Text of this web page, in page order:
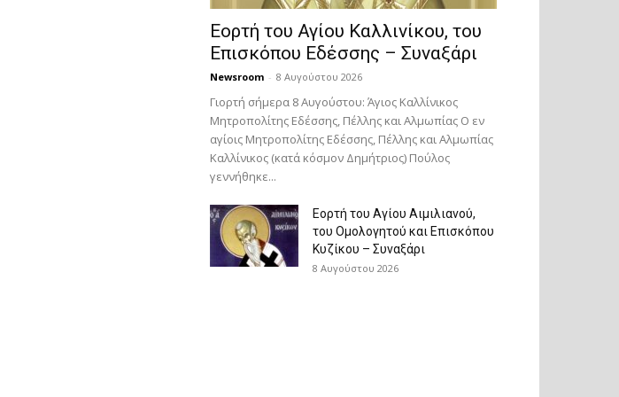
Εορτή του Αγίου Καλλινίκου, του
Επισκόπου Εδέσσης – Συναξάρι
Newsroom - 8 Αυγούστου 2026
Γιορτή σήμερα 8 Αυγούστου: Άγιος Καλλίνικος
Μητροπολίτης Εδέσσης, Πέλλης και Αλμωπίας Ο εν
αγίοις Μητροπολίτης Εδέσσης, Πέλλης και Αλμωπίας
Καλλίνικος (κατά κόσμον Δημήτριος) Πούλος
γεννήθηκε...
Εορτή του Αγίου Αιμιλιανού,
του Ομολογητού και Επισκόπου
Κυζίκου – Συναξάρι
8 Αυγούστου 2026